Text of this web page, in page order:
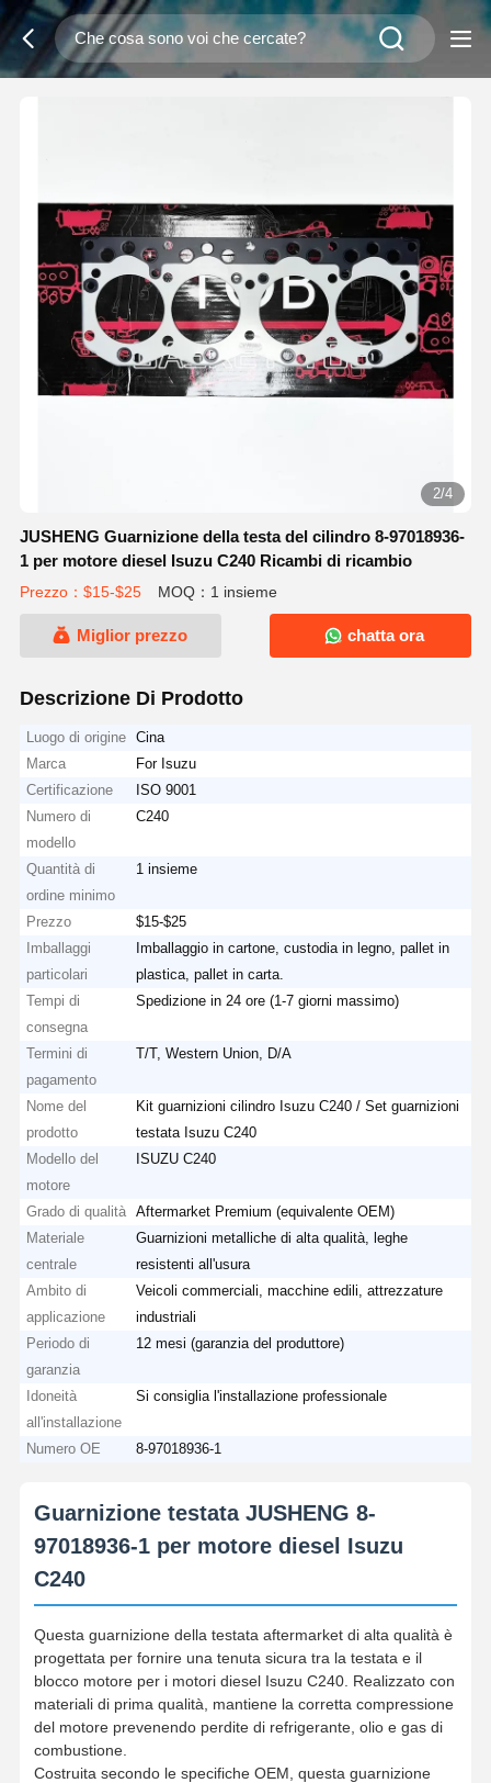
2/4
JUSHENG Guarnizione della testa del cilindro 8-97018936-
1 per motore diesel Isuzu C240 Ricambi di ricambio
Prezzo：$15-$25 MOQ：1 insieme
Miglior prezzo chatta ora
Descrizione Di Prodotto
Luogo di origine
Cina
Marca
For Isuzu
Certificazione
ISO 9001
Numero di
modello
C240
Quantità di
ordine minimo
1 insieme
Prezzo
$15-$25
Imballaggi
particolari
Imballaggio in cartone, custodia in legno, pallet in
plastica, pallet in carta.
Tempi di
consegna
Spedizione in 24 ore (1-7 giorni massimo)
Termini di
pagamento
T/T, Western Union, D/A
Nome del
prodotto
Kit guarnizioni cilindro Isuzu C240 ​​/ Set guarnizioni
testata Isuzu C240
Modello del
motore
ISUZU C240
Grado di qualità
Aftermarket Premium (equivalente OEM)
Materiale
centrale
Guarnizioni metalliche di alta qualità, leghe
resistenti all'usura
Ambito di
applicazione
Veicoli commerciali, macchine edili, attrezzature
industriali
Periodo di
garanzia
12 mesi (garanzia del produttore)
Idoneità
all'installazione
Si consiglia l'installazione professionale
Numero OE 8-97018936-1
Guarnizione testata JUSHENG 8-
97018936-1 per motore diesel Isuzu
C240
Questa guarnizione della testata aftermarket di alta qualità è
progettata per fornire una tenuta sicura tra la testata e il
blocco motore per i motori diesel Isuzu C240. Realizzato con
materiali di prima qualità, mantiene la corretta compressione
del motore prevenendo perdite di refrigerante, olio e gas di
combustione.
Costruita secondo le specifiche OEM, questa guarnizione